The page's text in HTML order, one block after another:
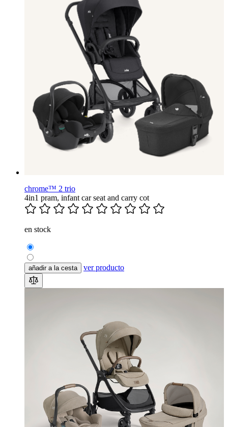
chrome™ 2 trio
4in1 pram, infant car seat and carry cot
en stock
añadir a la cesta ver producto